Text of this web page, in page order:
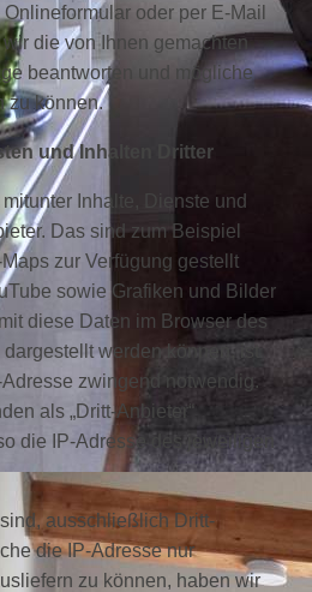
oder per E-Mail
die von Ihnen gemachten
beantworten und mögliche
zu können.
und Inhalten Dritter
Inhalte, Dienste und
Das sind zum Beispiel
zur Verfügung gestellt
sowie Grafiken und Bilder
diese Daten im Browser des
werden können, ist
zwingend notwendig.
als „Dritt-Anbieter“
die IP-Adresse des jeweiligen
ausschließlich Dritt-
die IP-Adresse nur
zu können, haben wir